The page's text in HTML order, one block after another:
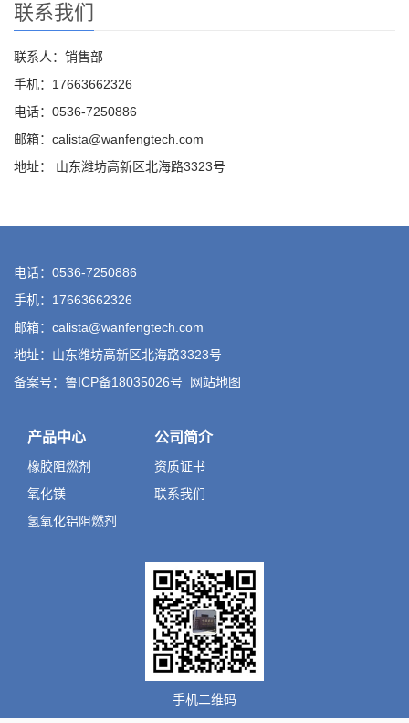
联系我们
联系人：销售部
手机：17663662326
电话：0536-7250886
邮箱：calista@wanfengtech.com
地址： 山东潍坊高新区北海路3323号
电话：0536-7250886
手机：17663662326
邮箱：calista@wanfengtech.com
地址：山东潍坊高新区北海路3323号
备案号：鲁ICP备18035026号
网站地图
产品中心
橡胶阻燃剂
氧化镁
氢氧化铝阻燃剂
公司简介
资质证书
联系我们
手机二维码